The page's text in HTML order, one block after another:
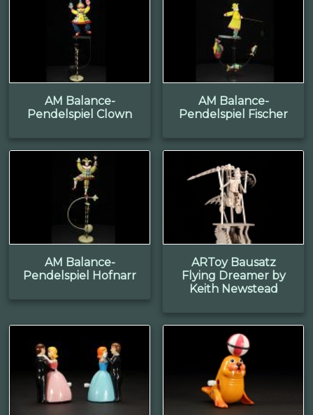
AM Balance-
Pendelspiel Clown
AM Balance-
Pendelspiel Fischer
AM Balance-
Pendelspiel Hofnarr
ARToy Bausatz
Flying Dreamer by
Keith Newstead